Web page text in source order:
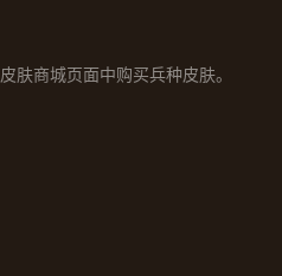
皮肤商城页面中购买兵种皮肤。